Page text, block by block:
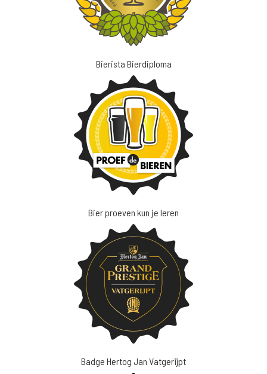
Bierista Bierdiploma
Bier proeven kun je leren
Badge Hertog Jan Vatgerijpt